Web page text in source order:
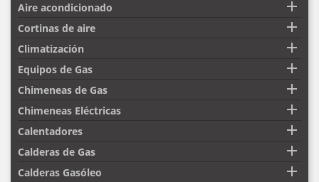
Aire acondicionado 
Cortinas de aire 
Climatización 
Equipos de Gas 
Chimeneas de Gas 
Chimeneas Eléctricas 
Calentadores 
Calderas de Gas 
Calderas Gasóleo 